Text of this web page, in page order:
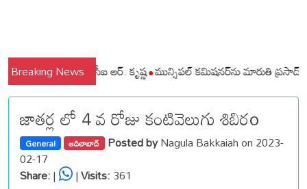
Breaking News
రూరల్ సీఐ ఆర్. కృష్ణ మున్సిపల్ కమిషనర్‌ను మారుతి ప్రసాద్‌ను
జాతర్ల లో 4 వ రోజు కంటివెలుగు శిబిరo
General ఆదిలాబాద్ Posted byNagula Bakkaiah on 2023-
02-17
Share:| |Visits:361